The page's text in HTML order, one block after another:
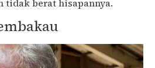
berat hisapannya.